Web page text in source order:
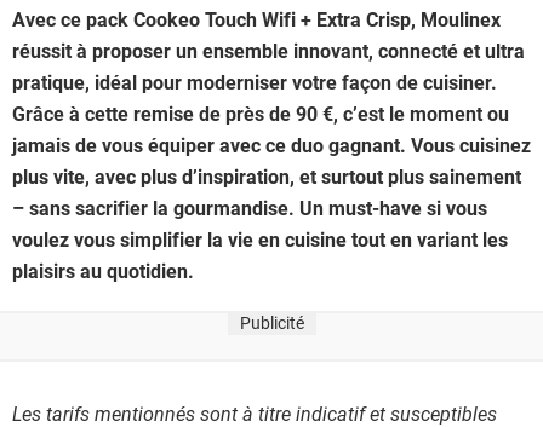
Avec ce pack Cookeo Touch Wifi + Extra Crisp, Moulinex
réussit à proposer un ensemble innovant, connecté et ultra
pratique, idéal pour moderniser votre façon de cuisiner.
Grâce à cette remise de près de 90 €, c’est le moment ou
jamais de vous équiper avec ce duo gagnant. Vous cuisinez
plus vite, avec plus d’inspiration, et surtout plus sainement
– sans sacrifier la gourmandise. Un must-have si vous
voulez vous simplifier la vie en cuisine tout en variant les
plaisirs au quotidien.
Publicité
Les tarifs mentionnés sont à titre indicatif et susceptibles